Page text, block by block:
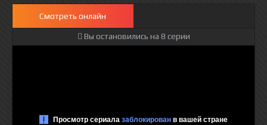
Смотреть онлайн
Вы остановились на 8 серии